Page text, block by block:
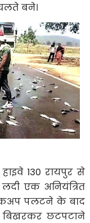
बने।
130 रायपुर से
एक अनियंत्रित
पलटने के बाद
छटपटाने